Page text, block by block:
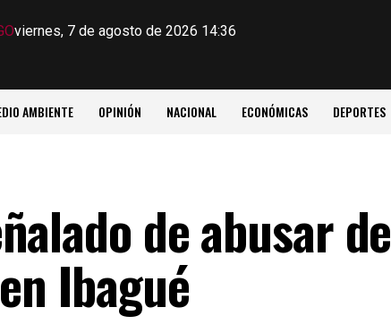
viernes, 7 de agosto de 2026 14:36
AMBIENTE OPINIÓN NACIONAL ECONÓMICAS DEPORTES
de abusar de
Ibagué